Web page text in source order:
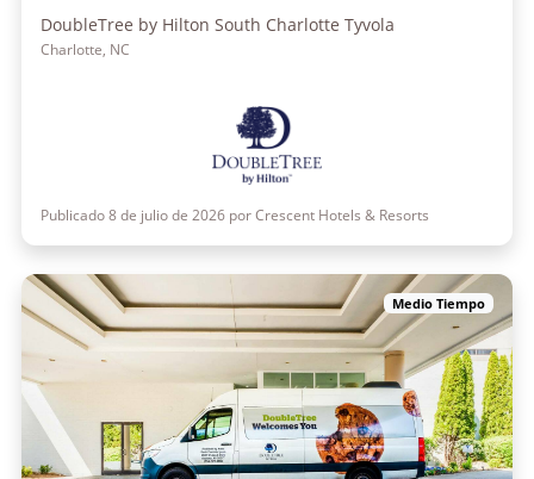
DoubleTree by Hilton South Charlotte Tyvola
Charlotte, NC
Publicado 8 de julio de 2026 por Crescent Hotels & Resorts
Medio Tiempo